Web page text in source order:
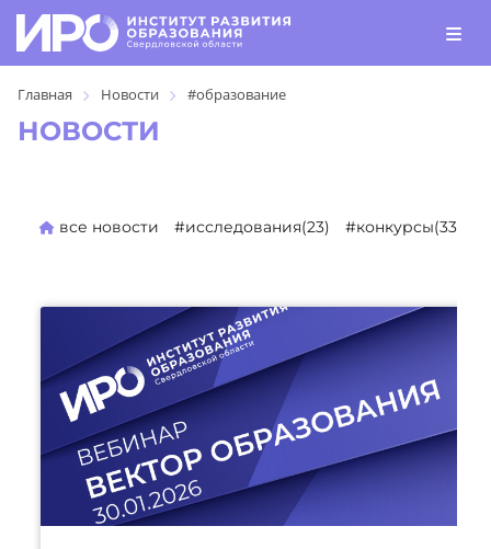
Главная Новости #образование
НОВОСТИ
все новости #исследования(23) #конкурсы(330)